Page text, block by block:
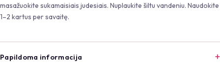
masažuokite sukamaisiais judesiais. Nuplaukite šiltu vandeniu. Naudokite
1–2 kartus per savaitę.
Papildoma informacija